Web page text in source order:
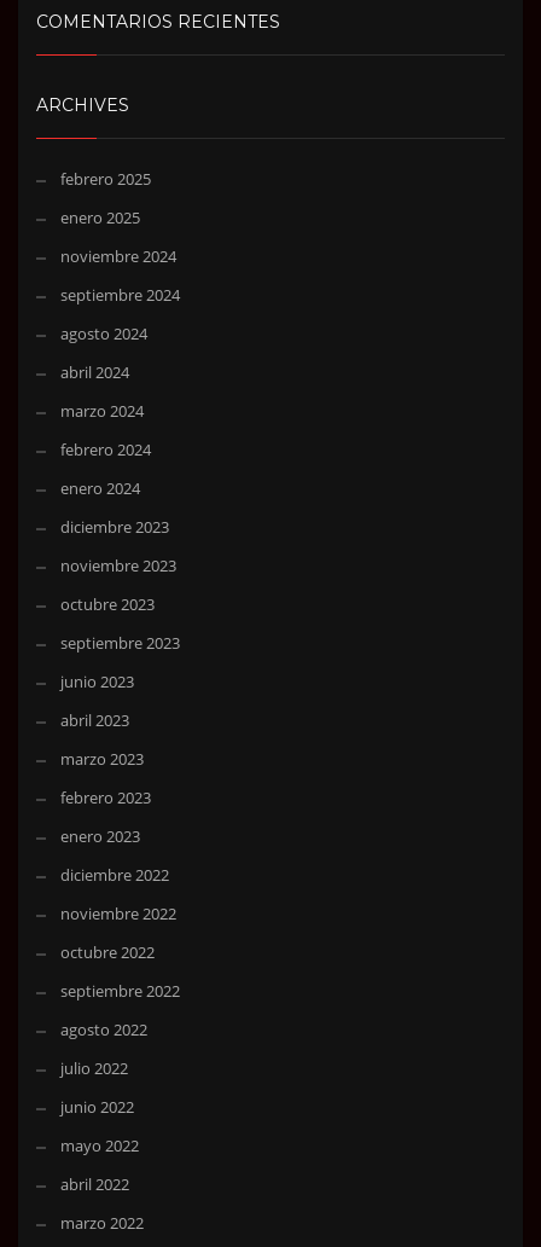
COMENTARIOS RECIENTES
ARCHIVES
febrero 2025
enero 2025
noviembre 2024
septiembre 2024
agosto 2024
abril 2024
marzo 2024
febrero 2024
enero 2024
diciembre 2023
noviembre 2023
octubre 2023
septiembre 2023
junio 2023
abril 2023
marzo 2023
febrero 2023
enero 2023
diciembre 2022
noviembre 2022
octubre 2022
septiembre 2022
agosto 2022
julio 2022
junio 2022
mayo 2022
abril 2022
marzo 2022